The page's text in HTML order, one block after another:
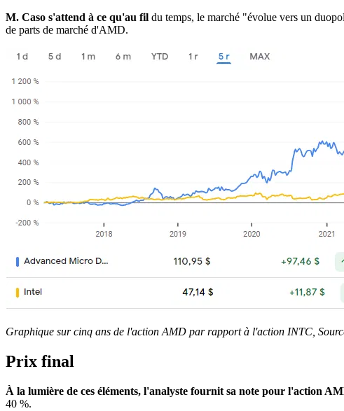
M. Caso s'attend à ce qu'au fil du temps, le marché "évolue vers un
de parts de marché d'AMD.
Graphique sur cinq ans de l'action AMD par rapport à l'action INTC,
Prix final
À la lumière de ces éléments, l'analyste fournit sa note pour l'action
40 %.